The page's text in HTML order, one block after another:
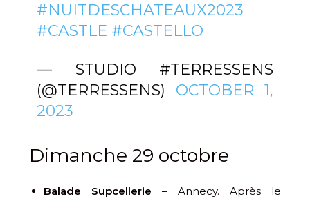
#NUITDESCHATEAUX2023
#CASTLE #CASTELLO
— STUDIO #TERRESSENS
(@TERRESSENS) OCTOBER 1,
2023
Dimanche 29 octobre
Balade Supcellerie – Annecy. Après le